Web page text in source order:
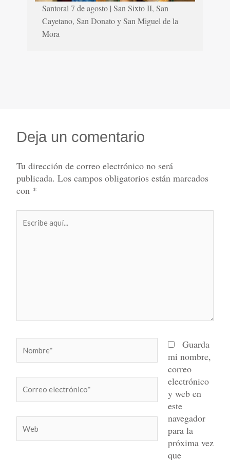
Santoral 7 de agosto | San Sixto II, San
Cayetano, San Donato y San Miguel de la
Mora
Deja un comentario
Tu dirección de correo electrónico no será
publicada. Los campos obligatorios están marcados
con *
aquí...
electrónico*
Guarda
mi nombre,
correo
electrónico
y web en
este
navegador
para la
próxima vez
que